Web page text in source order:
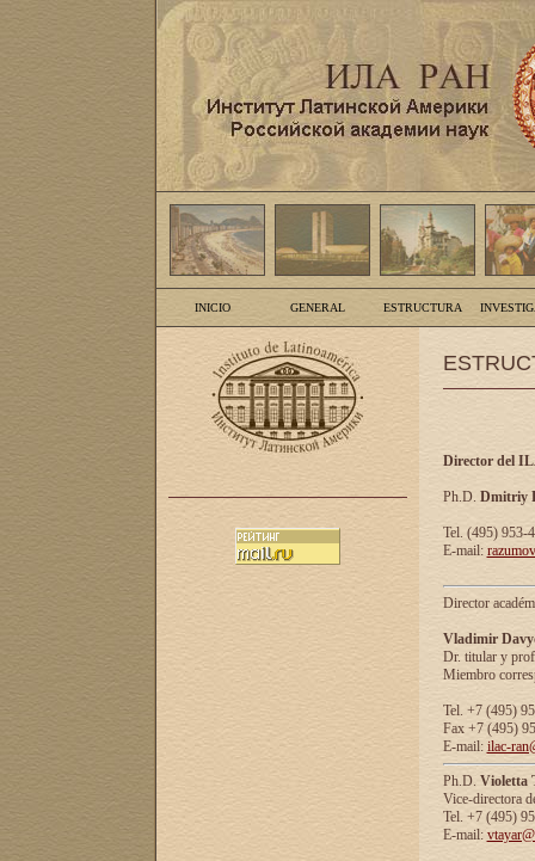
INICIO GENERAL ESTRUCTURA
Director del
Ph.D. Dmitriy
Tel. (495) 953-
E-mail:
Director
Vladimir
Dr. titular y
Miembro
Tel. +7 (495)
Fax +7 (495)
E-mail: ilac-
Ph.D. Violetta
Vice-directora
Tel. +7 (495)
E-mail: